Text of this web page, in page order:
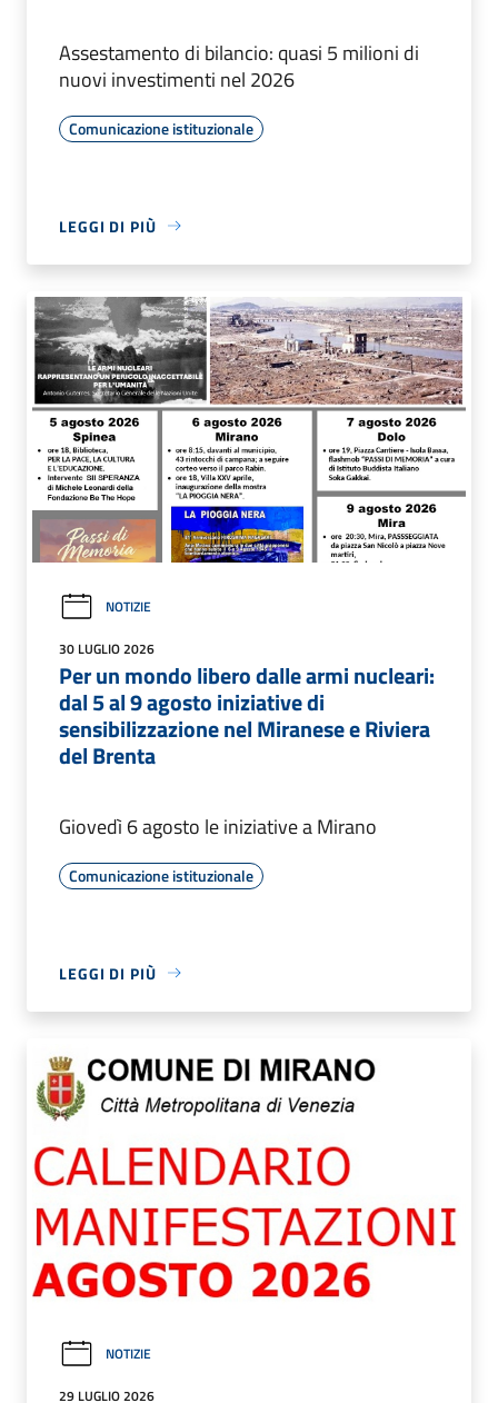
Assestamento di bilancio: quasi 5 milioni di
nuovi investimenti nel 2026
Comunicazione istituzionale
LEGGI DI PIÙ
NOTIZIE
30 LUGLIO 2026
Per un mondo libero dalle armi nucleari:
dal 5 al 9 agosto iniziative di
sensibilizzazione nel Miranese e Riviera
del Brenta
Giovedì 6 agosto le iniziative a Mirano
Comunicazione istituzionale
LEGGI DI PIÙ
NOTIZIE
29 LUGLIO 2026